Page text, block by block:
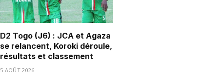
D2 Togo (J6) : JCA et Agaza
se relancent, Koroki déroule,
résultats et classement
5 AOÛT 2026